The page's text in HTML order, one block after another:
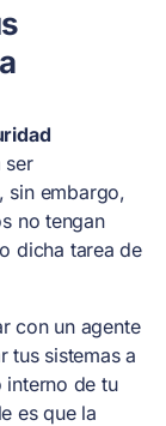
ser
sin embargo,
no tengan
dicha tarea de
con un agente
tus sistemas a
interno de tu
es que la